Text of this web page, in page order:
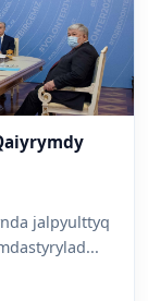
jalpyulttyq